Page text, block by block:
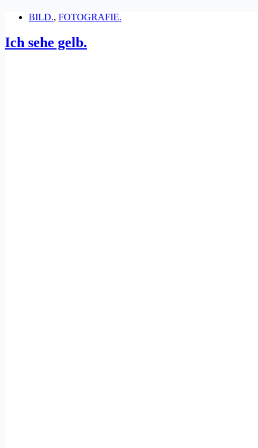
BILD., FOTOGRAFIE.
Ich sehe gelb.